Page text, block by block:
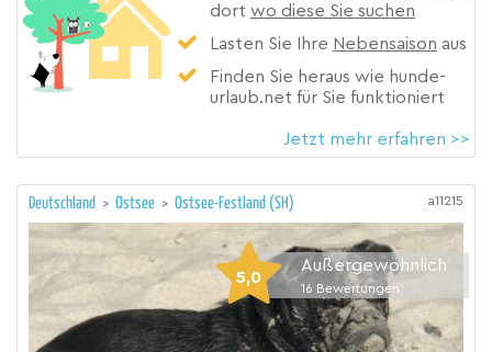
dort wo diese Sie suchen
Lasten Sie Ihre Nebensaison aus
Finden Sie heraus wie hunde-
urlaub.net für Sie funktioniert
Jetzt mehr erfahren >>
Deutschland > Ostsee > Ostsee-Festland (SH) a11215
5,0
Außergewöhnlich
16 Bewertungen